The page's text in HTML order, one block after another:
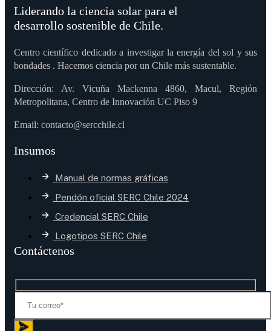
Liderando la ciencia solar para el
desarrollo sostenible de Chile.
Centro científico dedicado a investigar la energía del sol y sus
bondades . Hacemos ciencia por un Chile más sustentable.
Dirección: Av. Vicuña Mackenna 4860, Macul, Región
Metropolitana, Centro de Innovación UC Piso 9
Email: contacto@sercchile.cl
Insumos
Manual de normas gráficas
Pendón oficial SERC Chile 2024
Credencial SERC Chile
Logotipos SERC Chile
Contáctenos